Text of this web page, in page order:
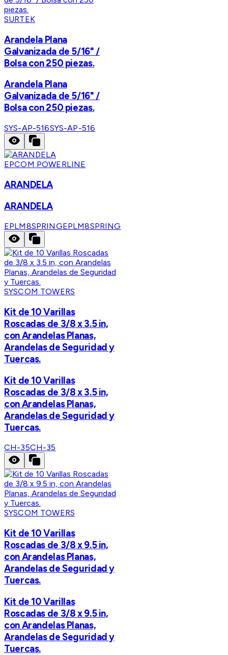
SURTEK
Arandela Plana
Galvanizada de 5/16" /
Bolsa con 250 piezas.
Arandela Plana
Galvanizada de 5/16" /
Bolsa con 250 piezas.
SYS-AP-516SYS-AP-516
EPCOM POWERLINE
ARANDELA
ARANDELA
EPLM8SPRINGEPLM8SPRING
SYSCOM TOWERS
Kit de 10 Varillas
Roscadas de 3/8 x 3.5 in,
con Arandelas Planas,
Arandelas de Seguridad y
Tuercas.
Kit de 10 Varillas
Roscadas de 3/8 x 3.5 in,
con Arandelas Planas,
Arandelas de Seguridad y
Tuercas.
CH-35CH-35
SYSCOM TOWERS
Kit de 10 Varillas
Roscadas de 3/8 x 9.5 in,
con Arandelas Planas,
Arandelas de Seguridad y
Tuercas.
Kit de 10 Varillas
Roscadas de 3/8 x 9.5 in,
con Arandelas Planas,
Arandelas de Seguridad y
Tuercas.